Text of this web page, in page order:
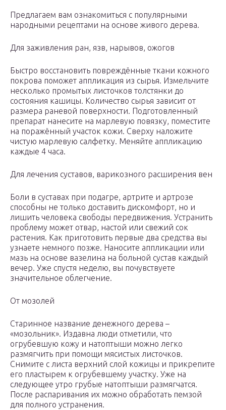
Предлагаем вам ознакомиться с популярными
народными рецептами на основе живого дерева.
Для заживления ран, язв, нарывов, ожогов
Быстро восстановить повреждённые ткани кожного
покрова поможет аппликация из сырья. Измельчите
несколько промытых листочков толстянки до
состояния кашицы. Количество сырья зависит от
размера раневой поверхности. Подготовленный
препарат нанесите на марлевую повязку, поместите
на поражённый участок кожи. Сверху наложите
чистую марлевую салфетку. Меняйте аппликацию
каждые 4 часа.
Для лечения суставов, варикозного расширения вен
Боли в суставах при подагре, артрите и артрозе
способны не только доставить дискомфорт, но и
лишить человека свободы передвижения. Устранить
проблему может отвар, настой или свежий сок
растения. Как приготовить первые два средства вы
узнаете немного позже. Наносите аппликации или
мазь на основе вазелина на больной сустав каждый
вечер. Уже спустя неделю, вы почувствуете
значительное облегчение.
От мозолей
Старинное название денежного дерева –
«мозольник». Издавна люди отметили, что
огрубевшую кожу и натоптыши можно легко
размягчить при помощи мясистых листочков.
Снимите с листа верхний слой кожицы и прикрепите
его пластырем к огрубевшему участку. Уже на
следующее утро грубые натоптыши размягчатся.
После распаривания их можно обработать пемзой
для полного устранения.